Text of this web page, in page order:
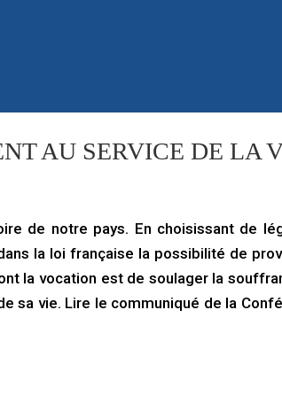
AU SERVICE DE LA
de notre pays. En choisissant de
la loi française la possibilité de
la vocation est de soulager la
sa vie. Lire le communiqué de la